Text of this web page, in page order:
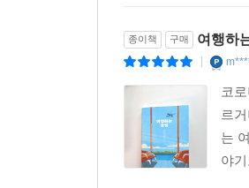
종이책 구매 여행하
코
르
는
야